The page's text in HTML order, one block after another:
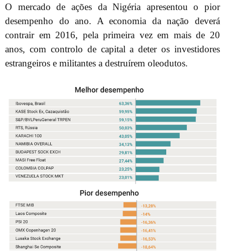
O mercado de ações da Nigéria apresentou o pior
desempenho do ano. A economia da nação deverá
contrair em 2016, pela primeira vez em mais de 20
anos, com controlo de capital a deter os investidores
estrangeiros e militantes a destruírem oleodutos.